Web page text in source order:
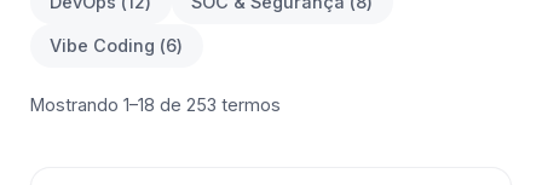
Vibe Coding (6)
Mostrando 1–18 de 253 termos